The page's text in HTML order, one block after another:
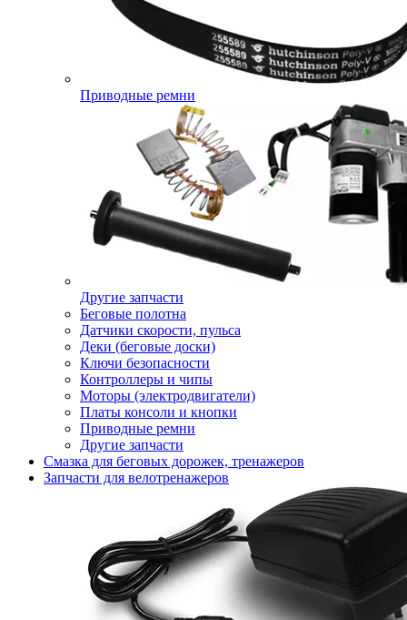
Приводные ремни
Другие запчасти
Беговые полотна
Датчики скорости, пульса
Деки (беговые доски)
Ключи безопасности
Контроллеры и чипы
Моторы (электродвигатели)
Платы консоли и кнопки
Приводные ремни
Другие запчасти
Смазка для беговых дорожек, тренажеров
Запчасти для велотренажеров